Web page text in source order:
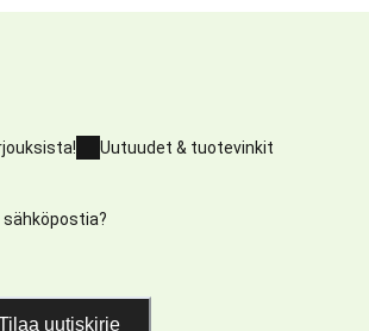
Uutuudet & tuotevinkit
uutiskirje